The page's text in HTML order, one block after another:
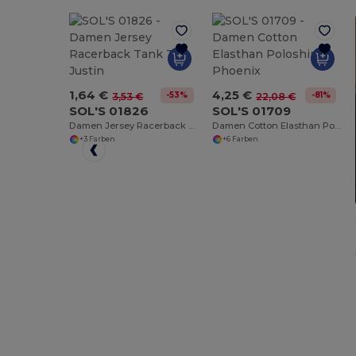
1,64 € 3,53 € -53%
SOL'S 01826
Damen Jersey Racerback Tank Top Justin
+3 Farben
4,25 € 22,08 € -81%
SOL'S 01709
Damen Cotton Elasthan Poloshirt Phoenix
+6 Farben